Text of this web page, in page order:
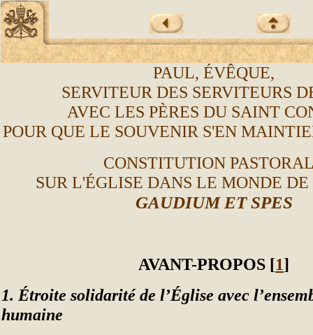
PAUL, ÉVÊQUE,
SERVITEUR DES SERVITEURS
AVEC LES PÈRES DU SAINT
POUR QUE LE SOUVENIR S'EN
CONSTITUTION
SUR L'ÉGLISE DANS LE MONDE DE
GAUDIUM ET SPES
AVANT-PROPOS [1]
1. Étroite solidarité de l’Église avec
humaine